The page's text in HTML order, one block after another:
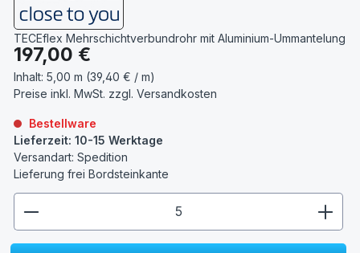
TECEflex Mehrschichtverbundrohr mit Aluminium-Ummantelung
Regulärer Preis:
197,00 €
Inhalt: 5,00 m (39,40 € / m)
Preise inkl. MwSt. zzgl. Versandkosten
Bestellware
Lieferzeit: 10-15 Werktage
Versandart: Spedition
Lieferung frei Bordsteinkante